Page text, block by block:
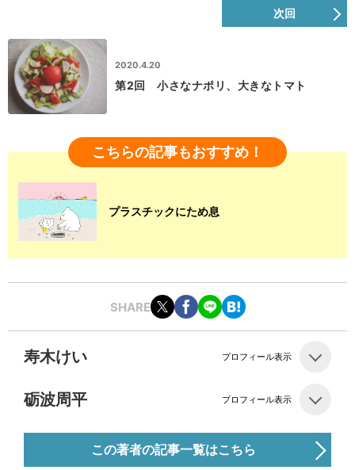
次回
2020.4.20
第2回 小さなナポリ、大きなトマト
こちらの記事もおすすめ！
プラスチックにため息
SHARE
寿木けい プロフィール表示
砺波周平 プロフィール表示
この著者の記事一覧はこちら